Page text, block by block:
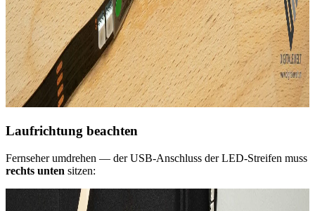
Laufrichtung beachten
Fernseher umdrehen — der USB-Anschluss der LED-Streifen muss
rechts unten sitzen: